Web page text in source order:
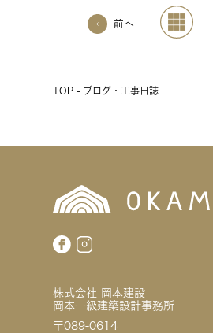
前へ
TOP - ブログ・工事日誌
株式会社 岡本建設
岡本一級建築設計事務所
〒089-0614